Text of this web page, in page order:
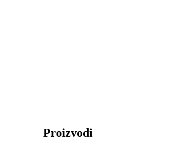
Proizvodi